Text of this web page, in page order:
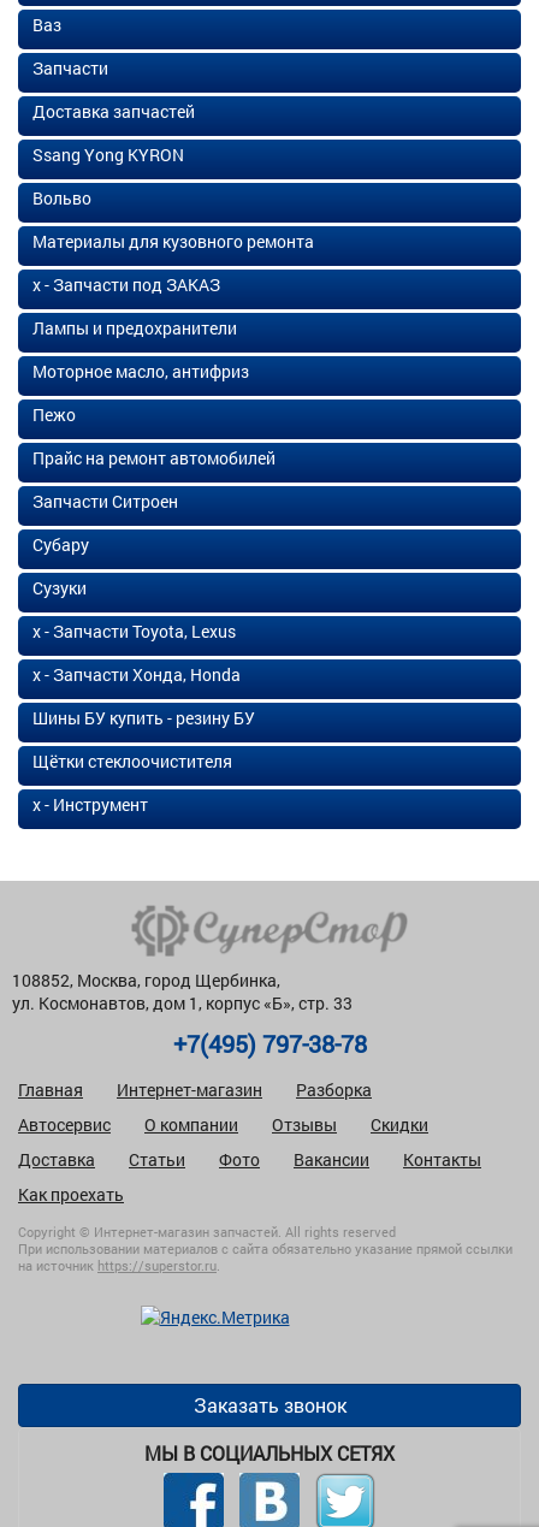
Ваз
Запчасти
Доставка запчастей
Ssang Yong KYRON
Вольво
Материалы для кузовного ремонта
х - Запчасти под ЗАКАЗ
Лампы и предохранители
Моторное масло, антифриз
Пежо
Прайс на ремонт автомобилей
Запчасти Ситроен
Субару
Сузуки
х - Запчасти Toyota, Lexus
х - Запчасти Хонда, Honda
Шины БУ купить - резину БУ
Щётки стеклоочистителя
х - Инструмент
108852, Москва, город Щербинка,
ул. Космонавтов, дом 1, корпус «Б», стр. 33
+7(495) 797-38-78
Главная Интернет-магазин
Разборка
Автосервис
О компании Отзывы
Скидки
Доставка
Статьи Фото Вакансии
Контакты
Как проехать
Copyright © Интернет-магазин запчастей. All rights reserved
При использовании материалов с сайта обязательно указание прямой ссылки
на источник https://superstor.ru.
Заказать звонок
МЫ В СОЦИАЛЬНЫХ СЕТЯХ